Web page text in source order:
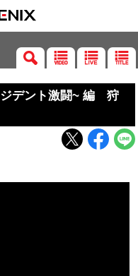
ュー
デント激闘~ 編 狩